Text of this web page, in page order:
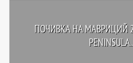
ПОЧИВКА НА МАВРИЦИЙ